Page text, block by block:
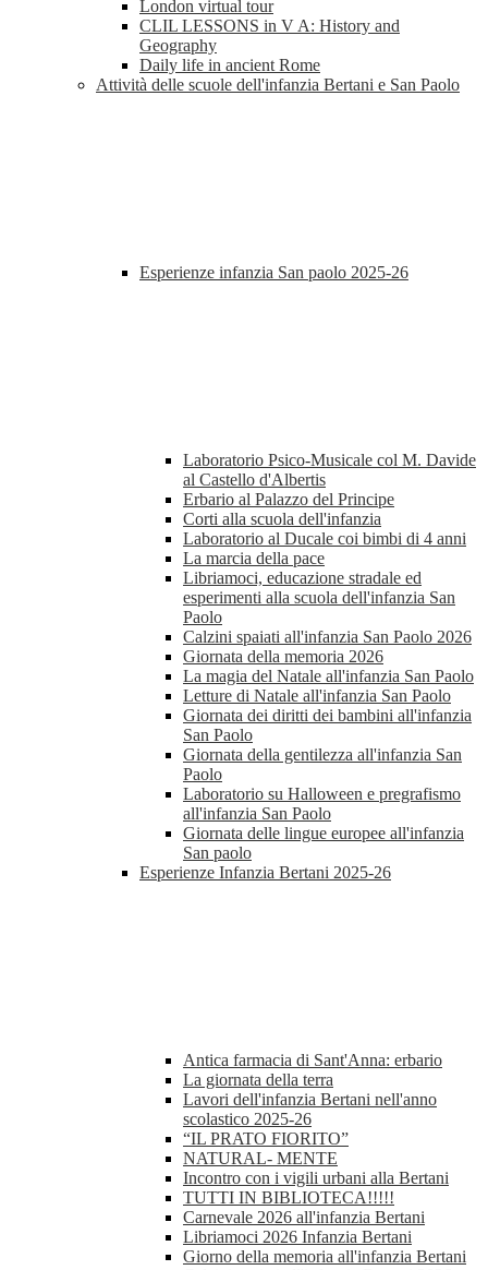
London virtual tour
CLIL LESSONS in V A: History and
Geography
Daily life in ancient Rome
Attività delle scuole dell'infanzia Bertani e San Paolo
Esperienze infanzia San paolo 2025-26
Laboratorio Psico-Musicale col M. Davide
al Castello d'Albertis
Erbario al Palazzo del Principe
Corti alla scuola dell'infanzia
Laboratorio al Ducale coi bimbi di 4 anni
La marcia della pace
Libriamoci, educazione stradale ed
esperimenti alla scuola dell'infanzia San
Paolo
Calzini spaiati all'infanzia San Paolo 2026
Giornata della memoria 2026
La magia del Natale all'infanzia San Paolo
Letture di Natale all'infanzia San Paolo
Giornata dei diritti dei bambini all'infanzia
San Paolo
Giornata della gentilezza all'infanzia San
Paolo
Laboratorio su Halloween e pregrafismo
all'infanzia San Paolo
Giornata delle lingue europee all'infanzia
San paolo
Esperienze Infanzia Bertani 2025-26
Antica farmacia di Sant'Anna: erbario
La giornata della terra
Lavori dell'infanzia Bertani nell'anno
scolastico 2025-26
“IL PRATO FIORITO”
NATURAL- MENTE
Incontro con i vigili urbani alla Bertani
TUTTI IN BIBLIOTECA!!!!!
Carnevale 2026 all'infanzia Bertani
Libriamoci 2026 Infanzia Bertani
Giorno della memoria all'infanzia Bertani